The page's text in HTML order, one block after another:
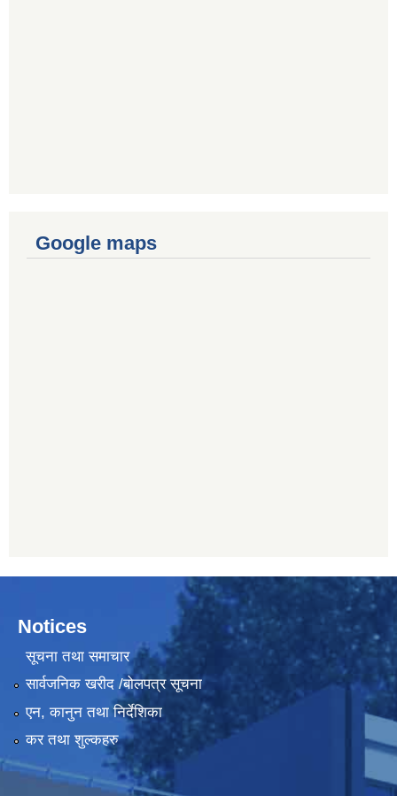
Google maps
Notices
सूचना तथा समाचार
सार्वजनिक खरीद /बोलपत्र सूचना
एन, कानुन तथा निर्देशिका
कर तथा शुल्कहरु